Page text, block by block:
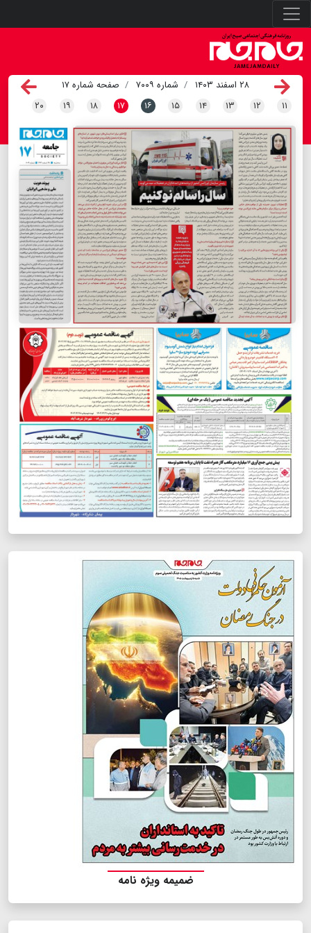
۲۸ اسفند ۱۴۰۳ شماره ۷۰۰۹
صفحه شماره ۱۷
۱۱ ۱۲ ۱۳ ۱۴ ۱۵ ۱۶ ۱۷ ۱۸ ۱۹ ۲۰
ضمیمه ویژه نامه